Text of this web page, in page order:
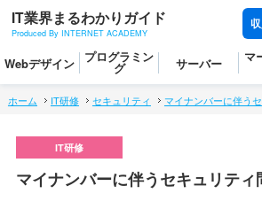
IT業界まるわかりガイド
Produced By INTERNET ACADEMY
Webデザイン プログラミン
グ サーバー マ
ホーム IT研修 セキュリティ マイナンバーに伴う
マイナンバーに伴うセキュリテ